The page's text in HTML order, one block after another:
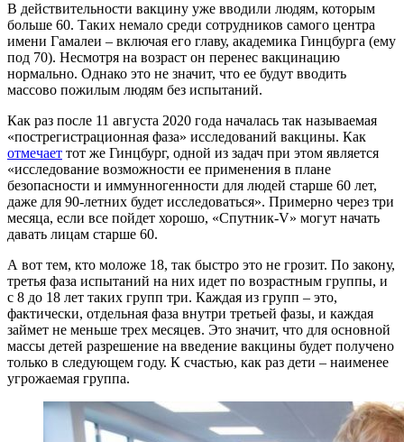
В действительности вакцину уже вводили людям, которым
больше 60. Таких немало среди сотрудников самого центра
имени Гамалеи – включая его главу, академика Гинцбурга (ему
под 70). Несмотря на возраст он перенес вакцинацию
нормально. Однако это не значит, что ее будут вводить
массово пожилым людям без испытаний.
Как раз после 11 августа 2020 года началась так называемая
«пострегистрационная фаза» исследований вакцины. Как
отмечает тот же Гинцбург, одной из задач при этом является
«исследование возможности ее применения в плане
безопасности и иммунногенности для людей старше 60 лет,
даже для 90-летних будет исследоваться». Примерно через три
месяца, если все пойдет хорошо, «Спутник-V» могут начать
давать лицам старше 60.
А вот тем, кто моложе 18, так быстро это не грозит. По закону,
третья фаза испытаний на них идет по возрастным группы, и
с 8 до 18 лет таких групп три. Каждая из групп – это,
фактически, отдельная фаза внутри третьей фазы, и каждая
займет не меньше трех месяцев. Это значит, что для основной
массы детей разрешение на введение вакцины будет получено
только в следующем году. К счастью, как раз дети – наименее
угрожаемая группа.